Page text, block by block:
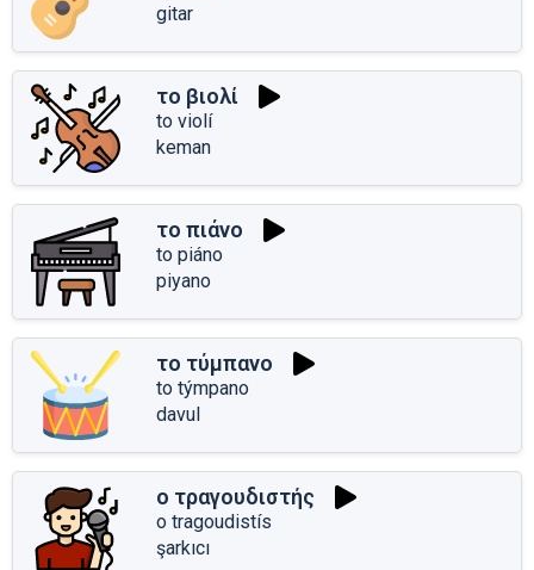
gitar
το βιολί
to violí
keman
το πιάνο
to piáno
piyano
το τύμπανο
to týmpano
davul
ο τραγουδιστής
o tragoudistís
şarkıcı